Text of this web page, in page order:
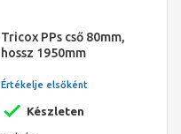
Tricox PPs cső 80mm,
hossz 1950mm
Készleten
Értékelje elsőként